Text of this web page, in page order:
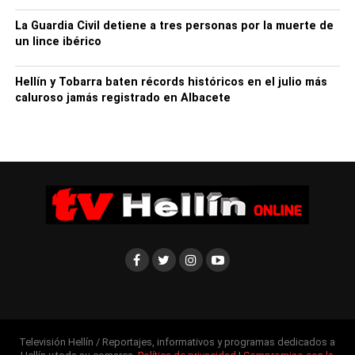
Londres, frente a los 29 trabajos de la pasada edición.
El cartel ganador, que será propiedad exclusiva del
La Guardia Civil detiene a tres personas por la muerte de
un lince ibérico
Hellín y Tobarra baten récords históricos en el julio más
caluroso jamás registrado en Albacete
Televisión Hellín / Reportajes, informativos y programas dedicados a